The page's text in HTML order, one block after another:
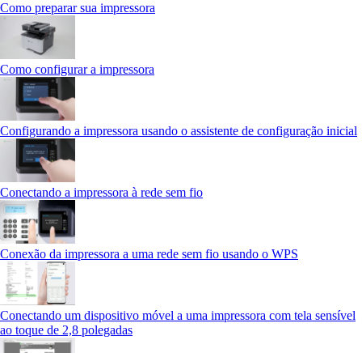
Como preparar sua impressora
Como configurar a impressora
Configurando a impressora usando o assistente de configuração inicial
Conectando a impressora à rede sem fio
Conexão da impressora a uma rede sem fio usando o WPS
Conectando um dispositivo móvel a uma impressora com tela sensível
ao toque de 2,8 polegadas